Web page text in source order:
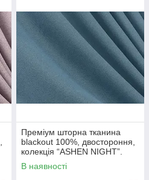
Преміум шторна тканина
blackout 100%, двостороння,
колекція “ASHEN NIGHT”.
Колір синій. Код 1852ш
В наявності